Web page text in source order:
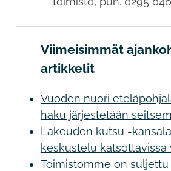
Viimeisimmät
artikkelit
Vuoden nuori
haku järjestetään
Lakeuden kutsu -
keskustelu katsottavissa
Toimistomme on suljettu